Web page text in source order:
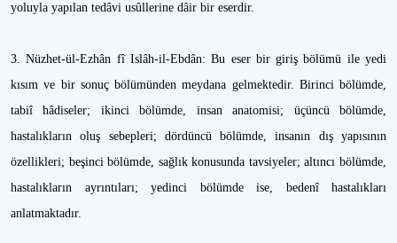
yoluyla yapılan tedâvi usûllerine dâir bir eserdir.
3. Nüzhet-ül-Ezhân fî Islâh-il-Ebdân: Bu eser bir giriş bölümü ile yedi
kısım ve bir sonuç bölümünden meydana gelmektedir. Birinci bölümde,
tabiî hâdiseler; ikinci bölümde, insan anatomisi; üçüncü bölümde,
hastalıkların oluş sebepleri; dördüncü bölümde, insanın dış yapısının
özellikleri; beşinci bölümde, sağlık konusunda tavsiyeler; altıncı bölümde,
hastalıkların ayrıntıları; yedinci bölümde ise, bedenî hastalıkları
anlatmaktadır.